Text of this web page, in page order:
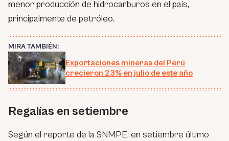
menor producción de hidrocarburos en el país,
principalmente de petróleo.
MIRA TAMBIÉN:
Exportaciones mineras del Perú
crecieron 23% en julio de este año
Regalías en setiembre
Según el reporte de la SNMPE, en setiembre último